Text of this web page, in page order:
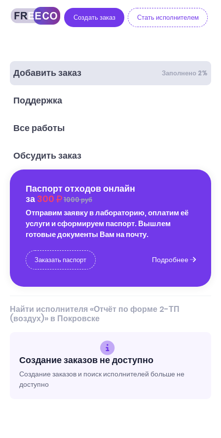
Создать заказ Стать исполнителем
Добавить заказ Заполнено 2%
Поддержка
Все работы
Обсудить заказ
Паспорт отходов онлайн
за 300 1000 руб
Отправим заявку в лабораторию, оплатим её
услуги и сформируем паспорт. Вышлем
готовые документы Вам на почту.
Заказать паспорт Подробнее
Найти исполнителя «Отчёт по форме 2-ТП
(воздух)» в Покровске
Создание заказов не доступно
Создание заказов и поиск исполнителей больше не
доступно